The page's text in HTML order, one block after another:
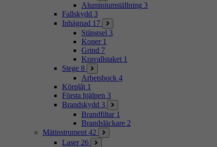
Aluminiumställning 3
Fallskydd 3
Inhägnad 17
Stängsel 3
Koner 1
Grind 7
Kravallstaket 1
Stege 8
Arbetsbock 4
Körplåt 1
Första hjälpen 3
Brandskydd 3
Brandfiltar 1
Brandsläckare 2
Mätinstrument 42
Laser 26